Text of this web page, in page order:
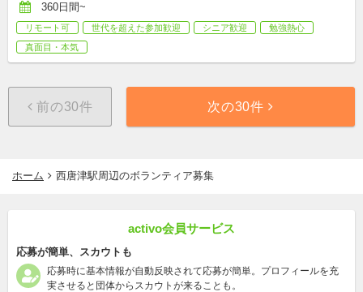
360日間~
リモート可 世代を超えた参加歓迎 シニア歓迎
勉強熱心
真面目・本気
前の30件 次の30件
ホーム 西唐津駅周辺のボランティア募集
activo会員サービス
応募が簡単、スカウトも
応募時に基本情報が自動反映されて応募が簡単。プロフィールを充
実させると団体からスカウトが来ることも。